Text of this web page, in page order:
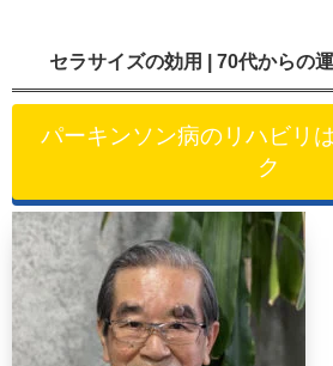
セラサイズの効用 | 70代からの
パーキンソン病のリハビリ
ク